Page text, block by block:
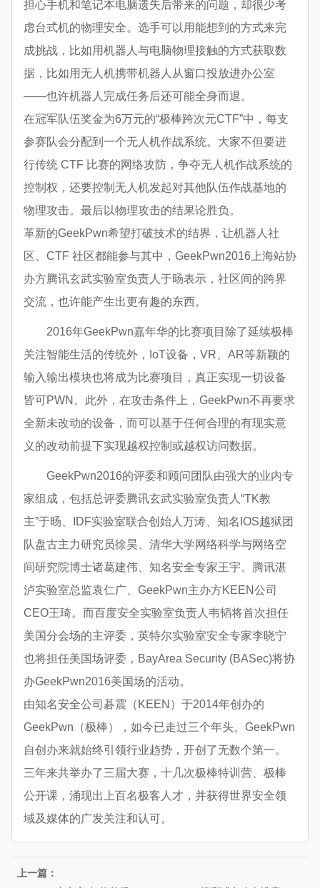
担心手机和笔记本电脑遗失后带来的问题，却很少考
虑台式机的物理安全。选手可以用能想到的方式来完
成挑战，比如用机器人与电脑物理接触的方式获取数
据，比如用无人机携带机器人从窗口投放进办公室
——也许机器人完成任务后还可能全身而退。
在冠军队伍奖金为6万元的“极棒跨次元CTF”中，每支
参赛队会分配到一个无人机作战系统。大家不但要进
行传统 CTF 比赛的网络攻防，争夺无人机作战系统的
控制权，还要控制无人机发起对其他队伍作战基地的
物理攻击。最后以物理攻击的结果论胜负。
革新的GeekPwn希望打破技术的结界，让机器人社
区、CTF 社区都能参与其中，GeekPwn2016上海站协
办方腾讯玄武实验室负责人于旸表示，社区间的跨界
交流，也许能产生出更有趣的东西。
2016年GeekPwn嘉年华的比赛项目除了延续极棒
关注智能生活的传统外，IoT设备，VR、AR等新颖的
输入输出模块也将成为比赛项目，真正实现一切设备
皆可PWN。此外，在攻击条件上，GeekPwn不再要求
全新未改动的设备，而可以基于任何合理的有现实意
义的改动前提下实现越权控制或越权访问数据。
GeekPwn2016的评委和顾问团队由强大的业内专
家组成，包括总评委腾讯玄武实验室负责人“TK教
主”于旸、IDF实验室联合创始人万涛、知名IOS越狱团
队盘古主力研究员徐昊、清华大学网络科学与网络空
间研究院博士诸葛建伟、知名安全专家王宇、腾讯湛
泸实验室总监袁仁广、GeekPwn主办方KEEN公司
CEO王琦。而百度安全实验室负责人韦韬将首次担任
美国分会场的主评委，英特尔实验室安全专家李晓宁
也将担任美国场评委，BayArea Security (BASec)将协
办GeekPwn2016美国场的活动。
由知名安全公司碁震（KEEN）于2014年创办的
GeekPwn（极棒），如今已走过三个年头。GeekPwn
自创办来就始终引领行业趋势，开创了无数个第一。
三年来共举办了三届大赛，十几次极棒特训营、极棒
公开课，涌现出上百名极客人才，并获得世界安全领
域及媒体的广发关注和认可。
上一篇：